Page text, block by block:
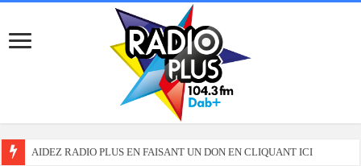
AIDEZ RADIO PLUS EN FAISANT UN DON EN CLIQUANT ICI